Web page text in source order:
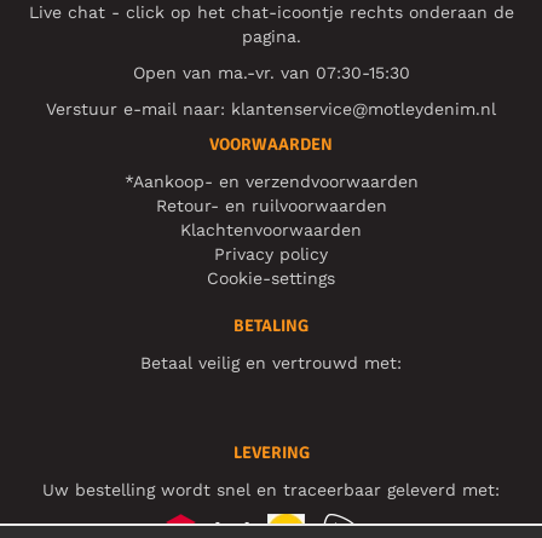
Live chat - click op het chat-icoontje rechts onderaan de
pagina.
Open van ma.-vr. van 07:30-15:30
Verstuur e-mail naar: klantenservice@motleydenim.nl
VOORWAARDEN
*Aankoop- en verzendvoorwaarden
Retour- en ruilvoorwaarden
Klachtenvoorwaarden
Privacy policy
Cookie-settings
BETALING
Betaal veilig en vertrouwd met:
LEVERING
Uw bestelling wordt snel en traceerbaar geleverd met: